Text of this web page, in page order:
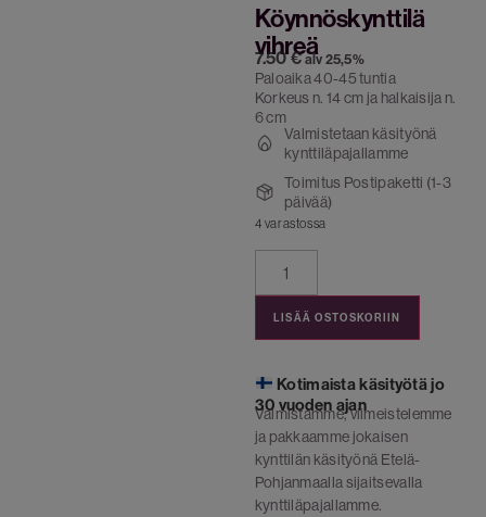
Köynnöskynttilä
vihreä
7.50€ alv 25,5%
Paloaika 40-45 tuntia
Korkeus n. 14 cm ja halkaisija n.
6 cm
Valmistetaan käsityönä
kynttiläpajallamme
Toimitus Postipaketti (1-3
päivää)
4 varastossa
LISÄÄ OSTOSKORIIN
Kotimaista käsityötä jo
30 vuoden ajan
Valmistamme, viimeistelemme
ja pakkaamme jokaisen
kynttilän käsityönä Etelä-
Pohjanmaalla sijaitsevalla
kynttiläpajallamme.